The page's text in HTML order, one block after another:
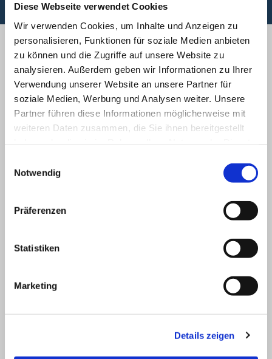
Diese Webseite verwendet Cookies
Wir verwenden Cookies, um Inhalte und Anzeigen zu
personalisieren, Funktionen für soziale Medien anbieten
zu können und die Zugriffe auf unsere Website zu
analysieren. Außerdem geben wir Informationen zu Ihrer
Verwendung unserer Website an unsere Partner für
soziale Medien, Werbung und Analysen weiter. Unsere
Partner führen diese Informationen möglicherweise mit
weiteren Daten zusammen, die Sie ihnen bereitgestellt
Notwendig
Präferenzen
Statistiken
Marketing
Details zeigen